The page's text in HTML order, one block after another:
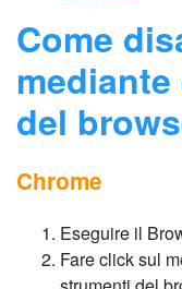
Come
del
Chrome
Eseguire il
Fare click sul